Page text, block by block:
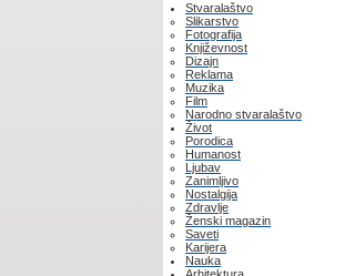
Stvaralaštvo
Slikarstvo
Fotografija
Književnost
Dizajn
Reklama
Muzika
Film
Narodno stvaralaštvo
Život
Porodica
Humanost
Ljubav
Zanimljivo
Nostalgija
Zdravlje
Ženski magazin
Saveti
Karijera
Nauka